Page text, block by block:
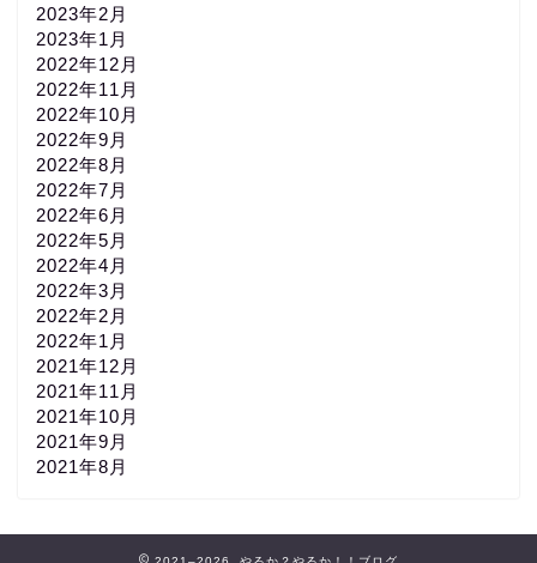
2023年2月
2023年1月
2022年12月
2022年11月
2022年10月
2022年9月
2022年8月
2022年7月
2022年6月
2022年5月
2022年4月
2022年3月
2022年2月
2022年1月
2021年12月
2021年11月
2021年10月
2021年9月
2021年8月